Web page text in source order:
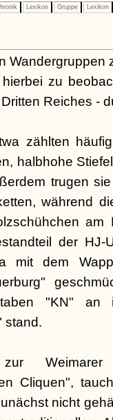
Lexikon Gruppe Lexikon
Wandergruppen
zu
Reiches -
zählten
halbhohe
trugen
während
am
der HJ-
mit dem
"KN"
stand.
zur
Cliquen",
nicht